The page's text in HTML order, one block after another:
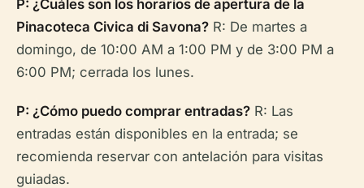
P: ¿Cuáles son los horarios de apertura de la
Pinacoteca Civica di Savona? R: De martes a
domingo, de 10:00 AM a 1:00 PM y de 3:00 PM a
6:00 PM; cerrada los lunes.
P: ¿Cómo puedo comprar entradas? R: Las
entradas están disponibles en la entrada; se
recomienda reservar con antelación para visitas
guiadas.